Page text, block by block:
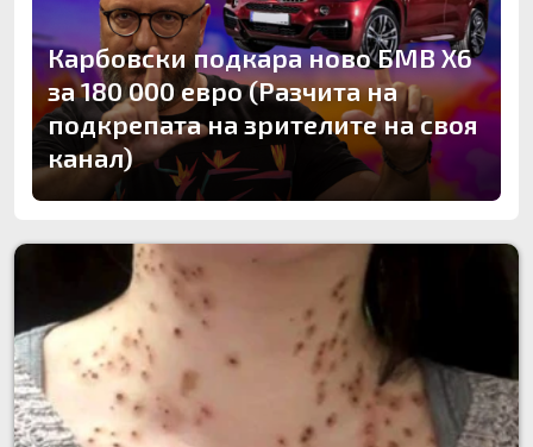
Карбовски подкара ново БМВ Х6
за 180 000 евро (Разчита на
подкрепата на зрителите на своя
канал)